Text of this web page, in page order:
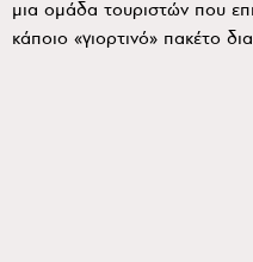
μια ομάδα τουριστών που
κάποιο «γιορτινό» πακέτο